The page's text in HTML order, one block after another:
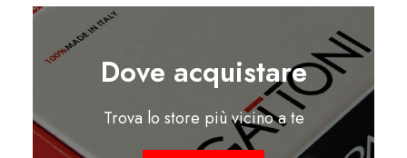
Dove acquistare
Trova lo store più vicino a te